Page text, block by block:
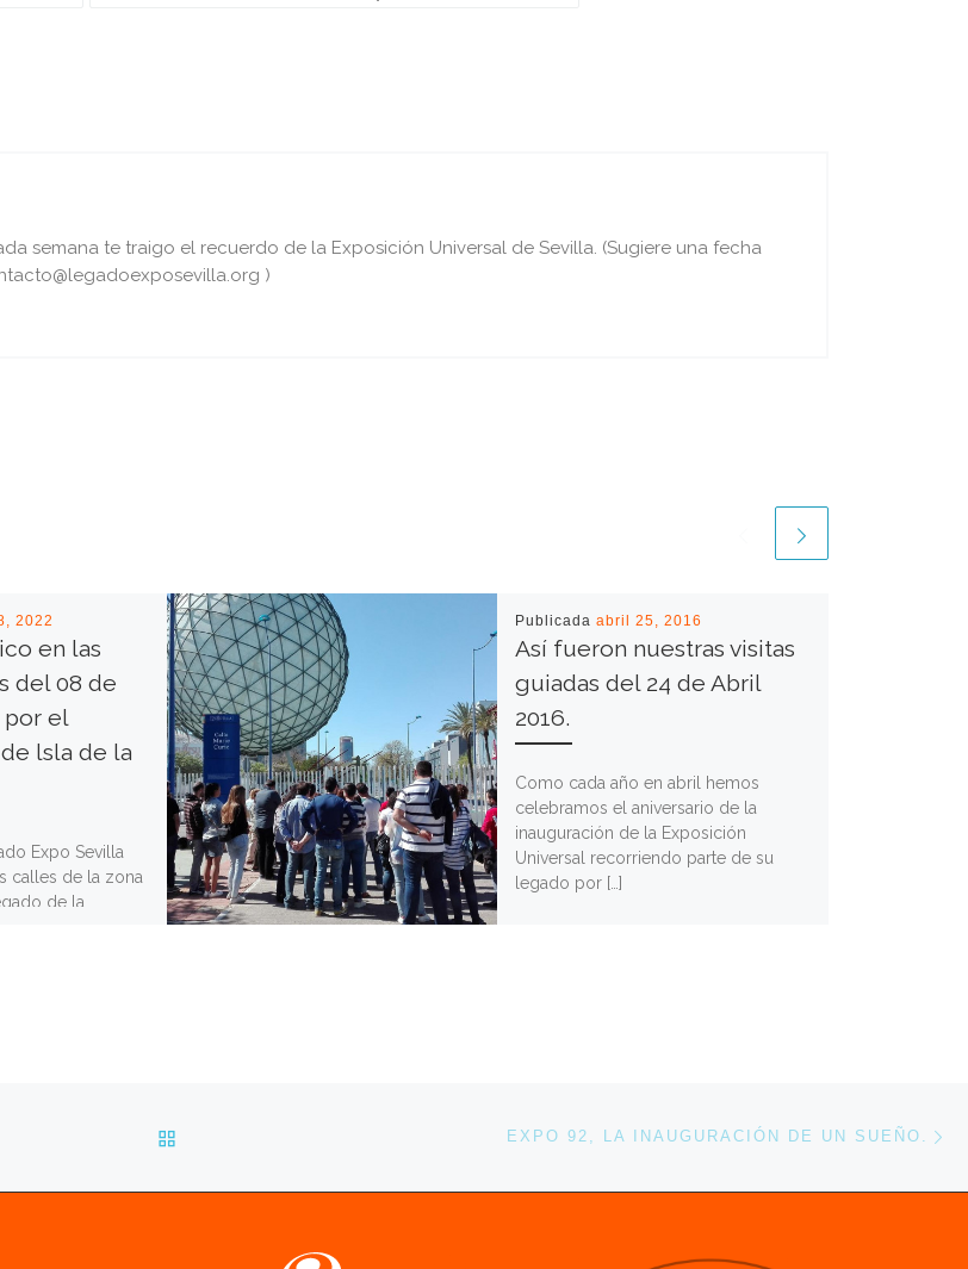
semana te traigo el recuerdo de la Exposición Universal de Sevilla. (Sugiere una fecha
)
2022
en las
del 08 de
por el
lsla de la
Expo Sevilla
calles de la zona
de la
Publicada abril 25, 2016
Así fueron nuestras visitas
guiadas del 24 de Abril
2016.
Como cada año en abril hemos
celebramos el aniversario de la
inauguración de la Exposición
Universal recorriendo parte de su
legado por […]
VOLVER A LA LISTA DE ENTRADASEXPO 92, LA INAUGURACIÓN DE UN SUEÑO.